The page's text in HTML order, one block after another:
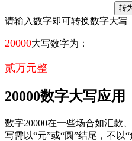
请输入数字即可转换数字大写
20000大写数字为：
贰万元整
20000数字大写应用
数字20000在一些场合如汇款
写需以“元”或“圆”结尾，不以